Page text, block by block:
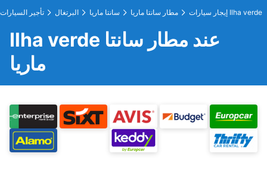
تأجير السيارات البرتغال سانتا ماريا مطار سانتا ماريا إيجار سيارات Ilha verde
Ilha verde عند مطار سانتا
ماريا